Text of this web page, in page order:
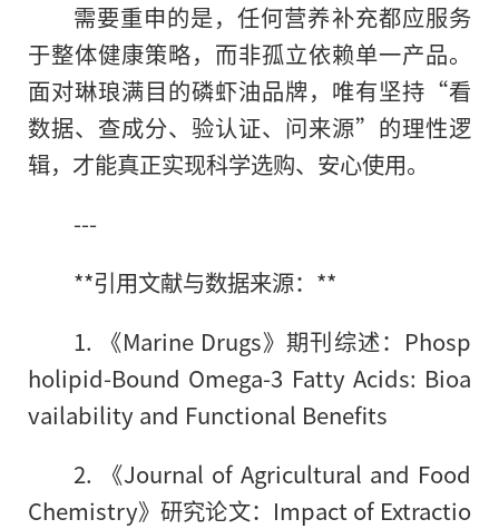
需要重申的是，任何营养补充都应服务
于整体健康策略，而非孤立依赖单一产品。
面对琳琅满目的磷虾油品牌，唯有坚持“看
数据、查成分、验认证、问来源”的理性逻
辑，才能真正实现科学选购、安心使用。
---
**引用文献与数据来源：**
1. 《Marine Drugs》期刊综述：Phosp
holipid-Bound Omega-3 Fatty Acids: Bioa
vailability and Functional Benefits
2. 《Journal of Agricultural and Food
Chemistry》研究论文：Impact of Extractio